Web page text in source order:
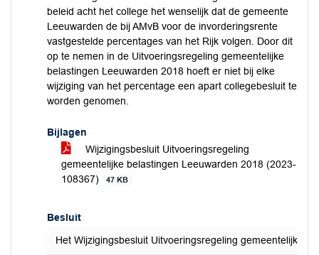
beleid acht het college het wenselijk dat de gemeente
Leeuwarden de bij AMvB voor de invorderingsrente
vastgestelde percentages van het Rijk volgen. Door dit
op te nemen in de Uitvoeringsregeling gemeentelijke
belastingen Leeuwarden 2018 hoeft er niet bij elke
wijziging van het percentage een apart collegebesluit te
worden genomen.
Bijlagen
Wijzigingsbesluit Uitvoeringsregeling
gemeentelijke belastingen Leeuwarden 2018 (2023-
108367)
47 KB
Besluit
Het Wijzigingsbesluit Uitvoeringsregeling gemeentelijke